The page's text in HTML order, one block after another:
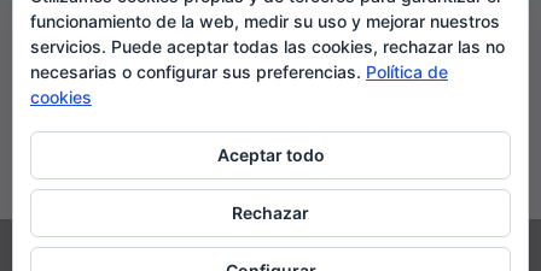
C/ Arcipreste de Hita 14 – 1º Derecha.
28015 – Madrid
Teléfono: 91 544 80 35 - 91 544 58 79
Mail:
funcionamiento de la web, medir su uso y mejorar nuestros
servicios. Puede aceptar todas las cookies, rechazar las no
necesarias o configurar sus preferencias. Política de
cookies
Aceptar todo
Rechazar